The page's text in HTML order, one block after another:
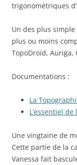
trigonométriques
Un des plus
plus ou moins
TopoDroïd, Auriga,
Documentations :
La
L’essentiel
Une vingtaine de
Cette partie de la
Vanessa fait